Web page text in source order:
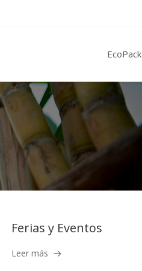
EcoPack
Ferias y Eventos
Leer más